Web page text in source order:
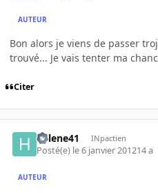
AUTEUR
Bon alors je viens de passer
trouvé... Je vais tenter ma
Citer
helene41 INpactien
Posté(e) le 6 janvier 201214 a
AUTEUR